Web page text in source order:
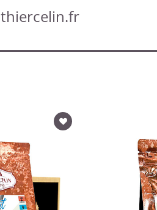
thiercelin.fr